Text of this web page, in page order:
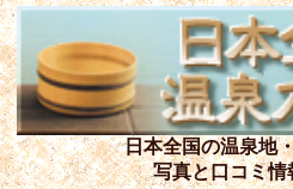
日本全国の温泉地
写真と口コミ情